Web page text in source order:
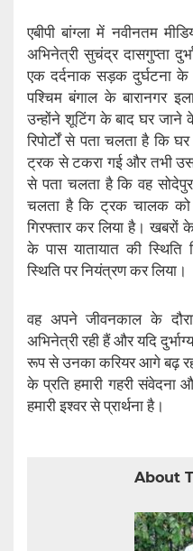
एबीपी बांग्ला में नवीनतम
अभिनेत्री सुचंद्र दासगुप्ता
एक दर्दनाक सड़क दुर्घटना के
पश्चिम बंगाल के बारानगर
उन्होंने शूटिंग के बाद घर जाने
रिपोर्टों से पता चलता है कि
ट्रक से टकरा गई और तभी
से पता चलता है कि वह सोदेपुर
चलता है कि ट्रक चालक को
गिरफ्तार कर लिया है। खबरों
के पास यातायात की
स्थिति पर नियंत्रण कर लिया।
वह अपने जीवनकाल के
अभिनेत्री रही हैं और यदि
रूप से उनका करियर आगे बढ़
के प्रति हमारी गहरी संवेदना
हमारी इश्वर से प्रार्थना है।
About